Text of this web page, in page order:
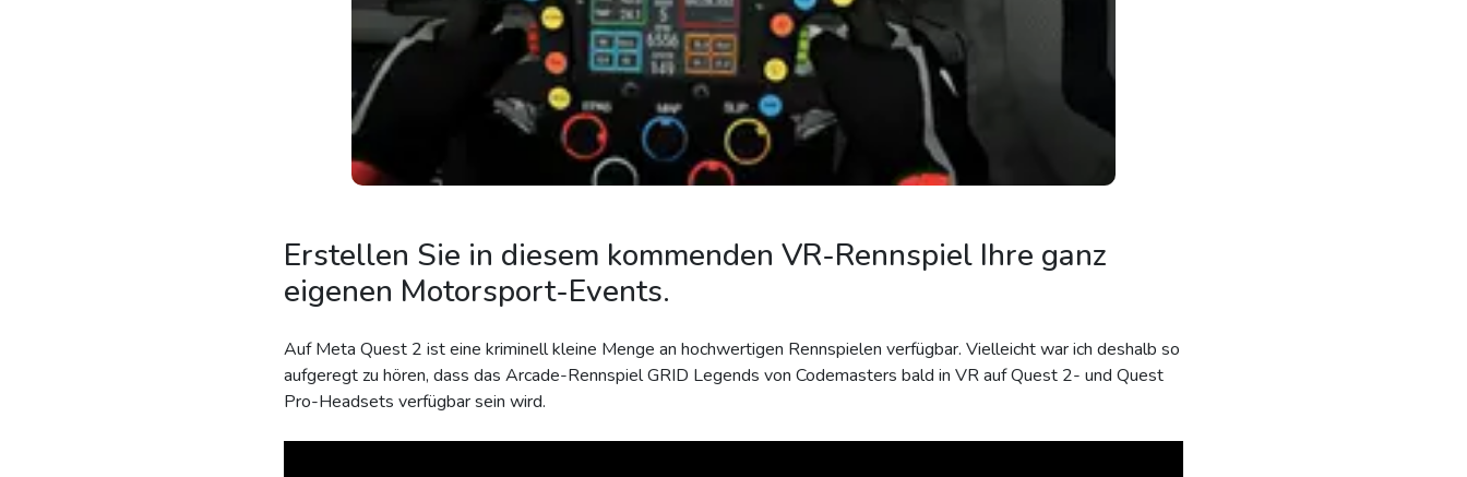
Erstellen Sie in diesem kommenden VR-Rennspiel Ihre ganz
eigenen Motorsport-Events.
Auf Meta Quest 2 ist eine kriminell kleine Menge an hochwertigen Rennspielen verfügbar. Vielleicht war ich deshalb so
aufgeregt zu hören, dass das Arcade-Rennspiel GRID Legends von Codemasters bald in VR auf Quest 2- und Quest
Pro-Headsets verfügbar sein wird.